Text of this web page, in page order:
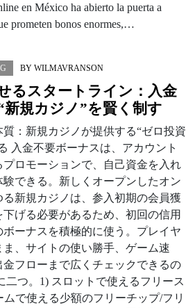
en México ha abierto la puerta a
prometen bonos enormes,…
BY WILMAVRANSON
るスタートライン：入金
規カジノ”を賢く制す
：新規カジノが提供する“ゼロ投資
入金不要ボーナスは、アカウント
ロモーションで、自己資金を入れ
できる。新しくオープンしたオン
新規カジノは、参入初期の会員獲
げる必要があるため、初回の信用
ーナスを積極的に使う。プレイヤ
、サイトの使い勝手、ゲーム速
フローまで広くチェックできるの
二つ。1) スロットで使えるフリース
ムで使える少額のフリーチップ/フリ